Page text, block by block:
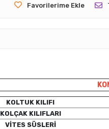
Favorilerime Ekle
KOLTUK KILIFI
KOLÇAK KILIFLARI
VİTES SÜSLERİ